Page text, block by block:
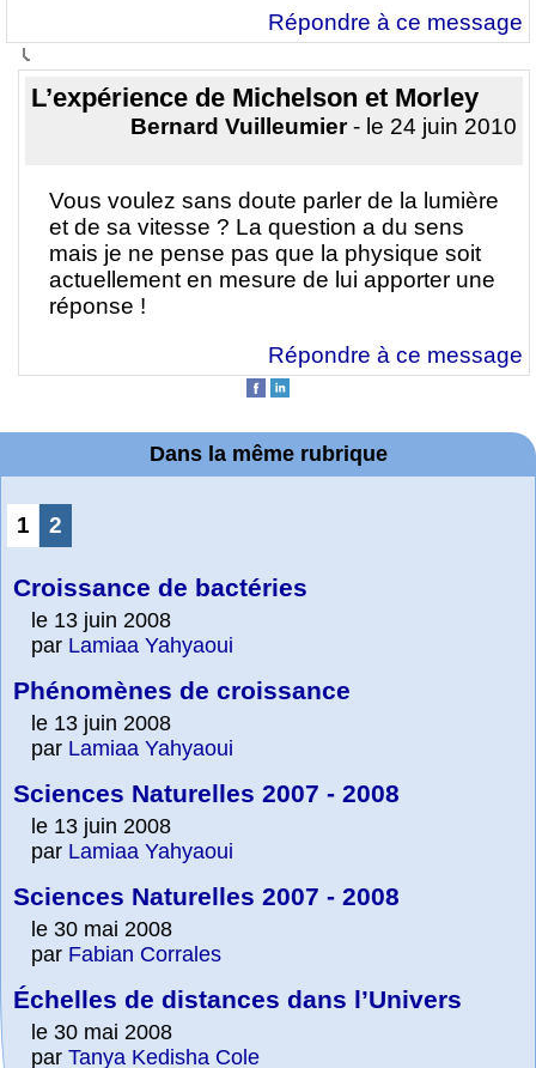
Répondre à ce message
L’expérience de Michelson et Morley
Bernard Vuilleumier- le 24 juin 2010
Vous voulez sans doute parler de la lumière
et de sa vitesse ? La question a du sens
mais je ne pense pas que la physique soit
actuellement en mesure de lui apporter une
réponse !
Répondre à ce message
Dans la même rubrique
1 2
Croissance de bactéries
le 13 juin 2008
par Lamiaa Yahyaoui
Phénomènes de croissance
le 13 juin 2008
par Lamiaa Yahyaoui
Sciences Naturelles 2007 - 2008
le 13 juin 2008
par Lamiaa Yahyaoui
Sciences Naturelles 2007 - 2008
le 30 mai 2008
par Fabian Corrales
Échelles de distances dans l’Univers
le 30 mai 2008
par Tanya Kedisha Cole